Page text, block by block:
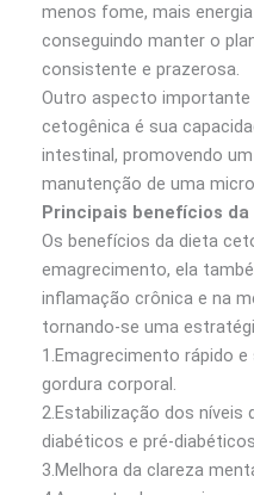
menos fome, mais
conseguindo manter o
consistente e prazerosa.
Outro aspecto
cetogênica é sua
intestinal, promovendo
manutenção de uma
Principais benefícios
Os benefícios da dieta
emagrecimento, ela
inflamação crônica e na
tornando-se uma
1.Emagrecimento rápido
gordura corporal.
2.Estabilização dos níveis
diabéticos e pré-
3.Melhora da clareza